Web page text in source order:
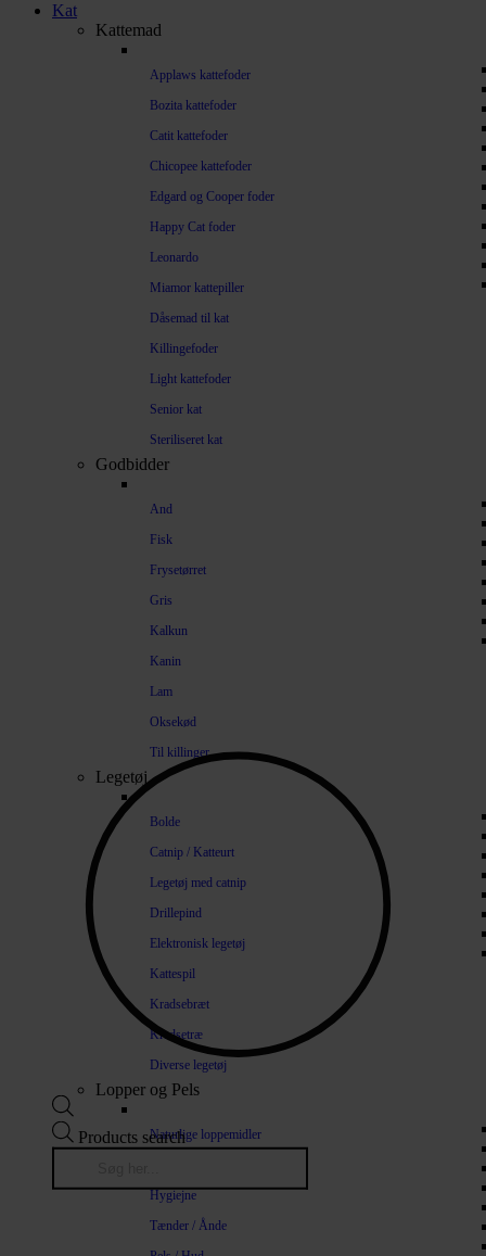
Kat
Kattemad
Applaws kattefoder
Bozita kattefoder
Catit kattefoder
Chicopee kattefoder
Edgard og Cooper foder
Happy Cat foder
Leonardo
Miamor kattepiller
Dåsemad til kat
Killingefoder
Light kattefoder
Senior kat
Steriliseret kat
Godbidder
And
Fisk
Frysetørret
Gris
Kalkun
Kanin
Lam
Oksekød
Til killinger
Legetøj
Bolde
Catnip / Katteurt
Legetøj med catnip
Drillepind
Elektronisk legetøj
Kattespil
Kradsebræt
Kradsetræ
Diverse legetøj
Lopper og Pels
Naturlige loppemidler
Hygiejne
Tænder / Ånde
Products search